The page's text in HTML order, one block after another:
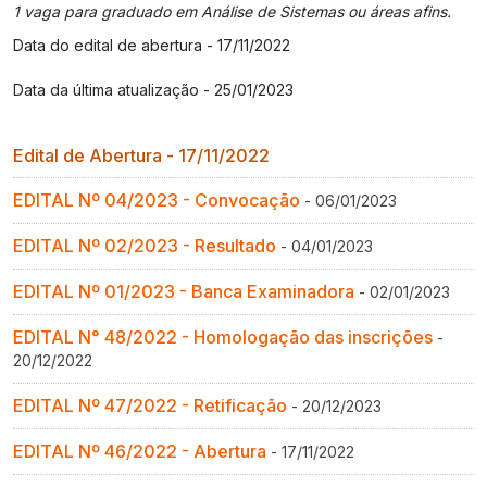
1 vaga para graduado em Análise de Sistemas ou áreas afins.
Data do edital de abertura - 17/11/2022
Data da última atualização - 25/01/2023
Edital de Abertura - 17/11/2022
EDITAL Nº 04/2023 - Convocação - 06/01/2023
EDITAL Nº 02/2023 - Resultado - 04/01/2023
EDITAL Nº 01/2023 - Banca Examinadora - 02/01/2023
EDITAL N° 48/2022 - Homologação das inscrições -
20/12/2022
EDITAL Nº 47/2022 - Retificação - 20/12/2023
EDITAL Nº 46/2022 - Abertura - 17/11/2022
Gestão de Ambientes Promotores de Inovação
[GAPI]
Especialização em Gestão de Ambientes de
Docência na Educação Infantil [DINF]
Gestão Escolar [GESC]
Gestão de Ambientes Promotores de Inovação
[GAPI]
Especialização em Gestão de Ambientes de
Docência na Educação Infantil [DINF]
Gestão Escolar [GESC]
Gestão de Ambientes Promotores de Inovação
[GAPI]
Especialização em Gestão de Ambientes de
Docência na Educação Infantil [DINF]
Gestão Escolar [GESC]
Gestão de Ambientes Promotores de Inovação
[GAPI]
Especialização em Gestão de Ambientes de
Docência na Educação Infantil [DINF]
Gestão Escolar [GESC]
Gestão de Ambientes Promotores de Inovação
[GAPI]
Especialização em Gestão de Ambientes de
Docência na Educação Infantil [DINF]
Gestão Escolar [GESC]